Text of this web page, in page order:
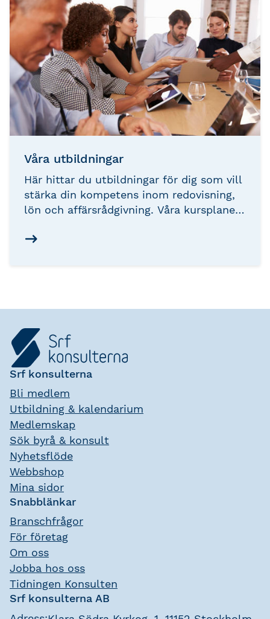
Våra utbildningar
Här hittar du utbildningar för dig som vill
stärka din kompetens inom redovisning,
lön och affärsrådgivning. Våra kursplaner
din utveckling, oavsett var du befinner
Srf konsulterna
Bli medlem
Utbildning & kalendarium
Medlemskap
Sök byrå & konsult
Nyhetsflöde
Webbshop
Mina sidor
Snabblänkar
Branschfrågor
För företag
Om oss
Jobba hos oss
Tidningen Konsulten
Srf konsulterna AB